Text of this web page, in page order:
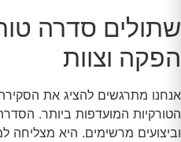
שתולים סדרה
הפקה וצוות
אנחנו מתרגשים להציג את
הטורקיות המועדפות ביותר.
וביצועים מרשימים. היא